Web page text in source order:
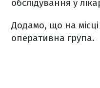
обслідування у
Додамо, що на
оперативна група.